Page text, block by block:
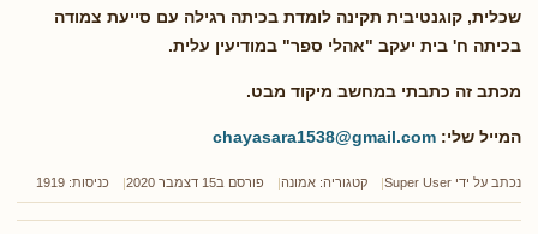
שכלית, קוגנטיבית תקינה לומדת בכיתה רגילה עם סייעת צמודה
בכיתה ח' בית יעקב "אהלי ספר" במודיעין עלית.
מכתב זה כתבתי במחשב מיקוד מבט.
המייל שלי: chayasara1538@gmail.com
נכתב על ידי Super User קטגוריה: אמונה פורסם ב15 דצמבר 2020 כניסות: 1919